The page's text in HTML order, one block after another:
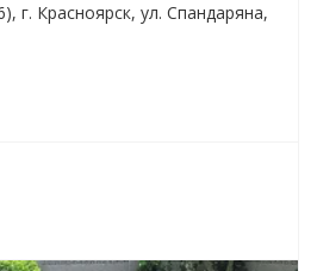
г. Красноярск, ул. Спандаряна,